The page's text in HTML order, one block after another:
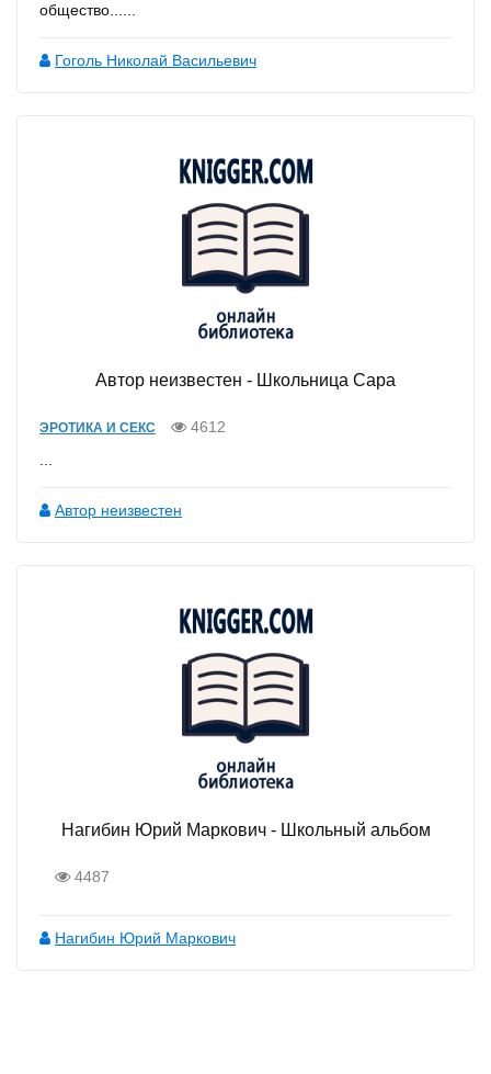
общество......
Гоголь Николай Васильевич
Автор неизвестен - Школьница Сара
ЭРОТИКА И СЕКС
4612
Автор неизвестен
Нагибин Юрий Маркович - Школьный альбом
4487
Нагибин Юрий Маркович